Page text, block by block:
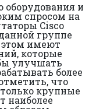
оборудования и
спросом на
Cisco
группе
этом имеют
которые
улучшать
более
что
крупные
наиболее